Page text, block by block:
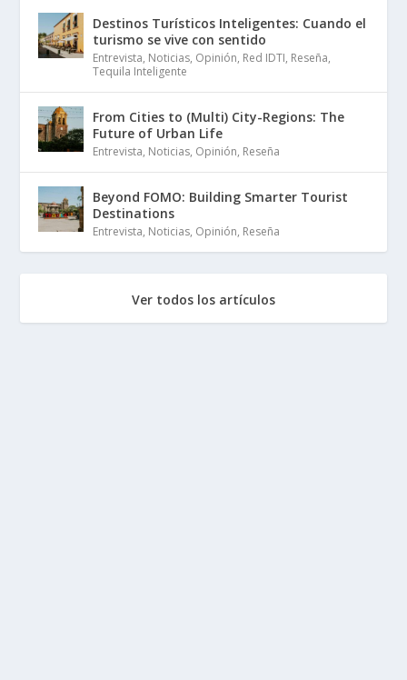
Destinos Turísticos Inteligentes: Cuando el
turismo se vive con sentido
Entrevista, Noticias, Opinión, Red IDTI, Reseña,
Tequila Inteligente
From Cities to (Multi) City-Regions: The
Future of Urban Life
Entrevista, Noticias, Opinión, Reseña
Beyond FOMO: Building Smarter Tourist
Destinations
Entrevista, Noticias, Opinión, Reseña
Ver todos los artículos